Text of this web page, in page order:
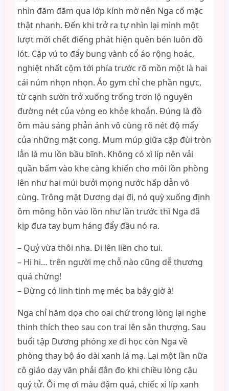
nhìn đăm đăm qua lớp kính mờ nên Nga cố mặc
thật nhanh. Đến khi trở ra tự nhìn lại mình một
lượt mới chết điếng phát hiện quên bén luôn đồ
lót. Cặp vú to đẩy bung vành cổ áo rộng hoác,
nghiệt nhất cộm tới phía trước rõ mồn một là hai
cái núm nhọn nhọn. Áo gym chỉ che phần ngực,
từ cạnh sườn trở xuống trống trơn lộ nguyên
đường nét của vòng eo khỏe khoắn. Đúng là đồ
ôm màu sáng phản ánh vô cùng rõ nét độ mẩy
của những mặt cong. Mum múp giữa cặp đùi tròn
lẳn là mu lồn bầu bĩnh. Không có xì líp nên vải
quần bấm vào khe càng khiến cho môi lồn phồng
lên như hai múi bưởi mọng nước hấp dẫn vô
cùng. Trông mặt Dương dại đi, nó quỳ xuống định
ôm mông hôn vào lồn như lần trước thì Nga đã
kịp đưa tay bụm háng đẩy đầu nó ra.
– Quỷ vừa thôi nha. Đi lên liền cho tui.
– Hi hi… trên người mẹ chỗ nào cũng dễ thương
quá chừng!
– Đừng có linh tinh mẹ méc ba bây giờ à!
Nga chỉ hăm dọa cho oai chứ trong lòng lại nghe
thinh thích theo sau con trai lên sân thượng. Sau
buổi tập Dương phóng xe đi học còn Nga về
phòng thay bộ áo dài xanh lá mạ. Lại một lần nữa
cô giáo dạy văn phải đắn đo khi chiều lòng cậu
quý tử. Ôi mẹ ơi màu đậm quá, chiếc xì líp xanh